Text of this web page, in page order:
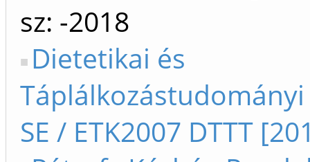
sz: -2018
Dietetikai és
Táplálkozástudományi
SE / ETK2007 DTTT